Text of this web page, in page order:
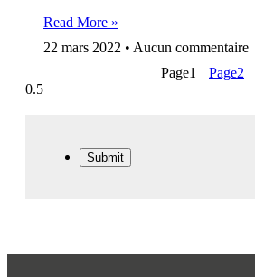
Read More »
22 mars 2022
Aucun commentaire
Page1 Page2